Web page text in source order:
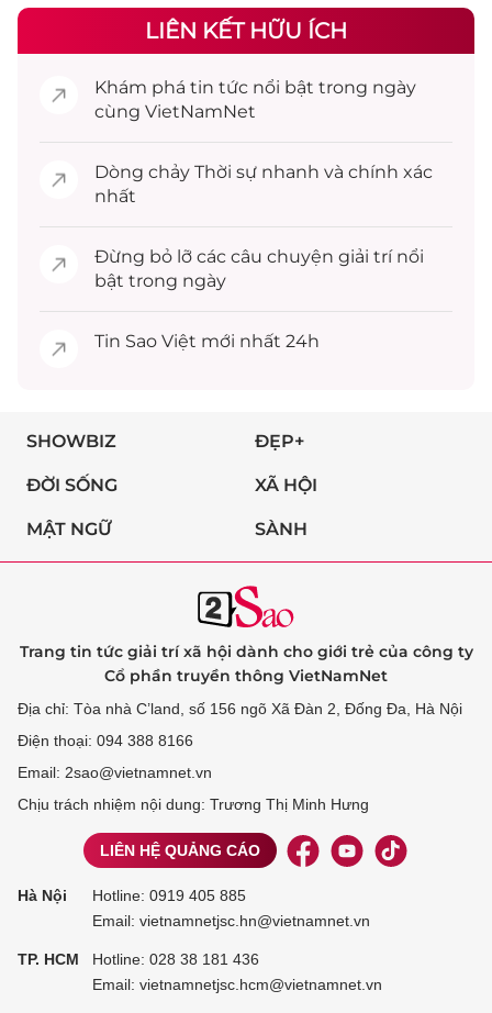
LIÊN KẾT HỮU ÍCH
Khám phá tin tức nổi bật trong ngày
cùng VietNamNet
Dòng chảy Thời sự nhanh và chính xác
nhất
Đừng bỏ lỡ các câu chuyện giải trínổi
bật trong ngày
Tin Sao Việt mới nhất 24h
SHOWBIZ ĐẸP+
ĐỜI SỐNG XÃ HỘI
MẬT NGỮ SÀNH
Trang tin tức giải trí xã hội dành cho giới trẻ của công ty
Cổ phần truyền thông VietNamNet
Địa chỉ: Tòa nhà C’land, số 156 ngõ Xã Đàn 2, Đống Đa, Hà Nội
Điện thoại: 094 388 8166
Email: 2sao@vietnamnet.vn
Chịu trách nhiệm nội dung: Trương Thị Minh Hưng
LIÊN HỆ QUẢNG CÁO
Hà Nội Hotline: 0919 405 885
Email: vietnamnetjsc.hn@vietnamnet.vn
TP. HCM Hotline: 028 38 181 436
Email: vietnamnetjsc.hcm@vietnamnet.vn